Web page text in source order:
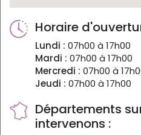
Horaire
Lundi : 07h00 à 17h00
Mardi : 07h00 à 17h00
Mercredi : 07h00 à
Jeudi : 07h00 à 17h00
Départements
intervenons :